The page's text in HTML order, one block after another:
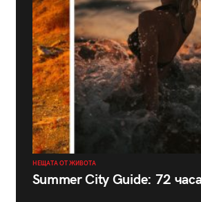
НЕЩАТА ОТ ЖИВОТА
Summer City Guide: 72